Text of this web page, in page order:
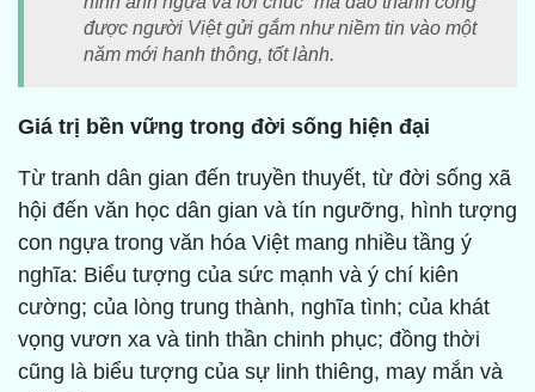
được người Việt gửi gắm như niềm tin vào một
năm mới hanh thông, tốt lành.
Giá trị bền vững trong đời sống hiện đại
Từ tranh dân gian đến truyền thuyết, từ đời sống xã
hội đến văn học dân gian và tín ngưỡng, hình tượng
con ngựa trong văn hóa Việt mang nhiều tầng ý
nghĩa: Biểu tượng của sức mạnh và ý chí kiên
cường; của lòng trung thành, nghĩa tình; của khát
vọng vươn xa và tinh thần chinh phục; đồng thời
cũng là biểu tượng của sự linh thiêng, may mắn và